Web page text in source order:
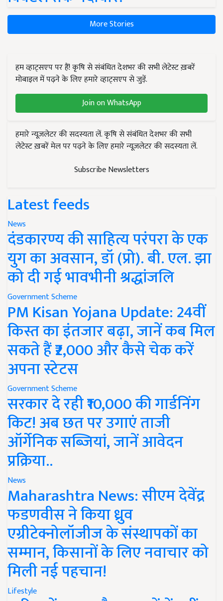
More Stories
हम व्हाट्सएप पर हैं! कृषि से संबंधित देशभर की सभी लेटेस्ट ख़बरें
मोबाइल में पढ़ने के लिए हमारे व्हाट्सएप से जुड़ें.
Join on WhatsApp
हमारे न्यूज़लेटर की सदस्यता लें. कृषि से संबंधित देशभर की सभी
लेटेस्ट ख़बरें मेल पर पढ़ने के लिए हमारे न्यूज़लेटर की सदस्यता लें.
Subscribe Newsletters
Latest feeds
News
दंडकारण्य की साहित्य परंपरा के एक
युग का अवसान, डॉ (प्रो). बी. एल. झा
को दी गई भावभीनी श्रद्धांजलि
Government Scheme
PM Kisan Yojana Update: 24वीं
किस्त का इंतजार बढ़ा, जानें कब मिल
सकते हैं ₹2,000 और कैसे चेक करें
अपना स्टेटस
Government Scheme
सरकार दे रही ₹10,000 की गार्डनिंग
किट! अब छत पर उगाएं ताजी
ऑर्गेनिक सब्जियां, जानें आवेदन
प्रक्रिया..
News
Maharashtra News: सीएम देवेंद्र
फडणवीस ने किया ध्रुव
एग्रीटेक्नोलॉजीज के संस्थापकों का
सम्मान, किसानों के लिए नवाचार को
मिली नई पहचान!
Lifestyle